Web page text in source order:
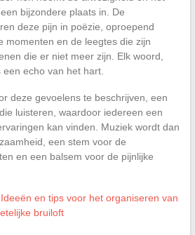
bijzondere plaats in. De
deze pijn in poëzie, oproepend
momenten en de leegtes die zijn
die er niet meer zijn. Elk woord,
echo van het hart.
deze gevoelens te beschrijven, een
luisteren, waardoor iedereen een
kan vinden. Muziek wordt dan
een stem voor de
en een balsem voor de pijnlijke
Ideeën en tips voor het organiseren van
bruiloft